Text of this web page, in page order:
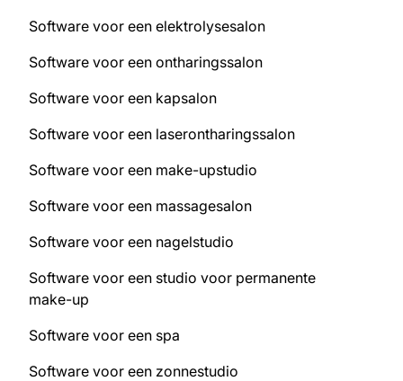
Software voor een elektrolysesalon
Software voor een ontharingssalon
Software voor een kapsalon
Software voor een laserontharingssalon
Software voor een make-upstudio
Software voor een massagesalon
Software voor een nagelstudio
Software voor een studio voor permanente
make-up
Software voor een spa
Software voor een zonnestudio